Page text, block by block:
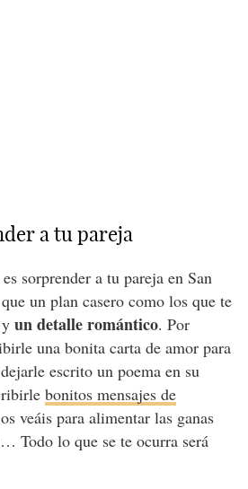
a tu pareja
sorprender a tu pareja en San
un plan casero como los que te
un detalle romántico. Por
una bonita carta de amor para
escrito un poema en su
bonitos mensajes de
veáis para alimentar las ganas
Todo lo que se te ocurra será